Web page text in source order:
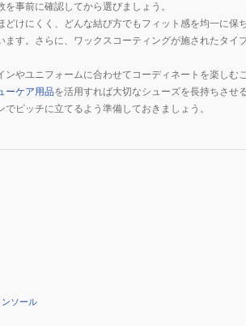
事前に確認してから選びましょう。
けにくく、どんな結び方でもフィット感を均一に
す。さらに、ワックスコーティングが施されたタ
やユニフォームに合わせてコーディネートを楽しむ
ーケア用品を活用すれば大切なシューズを長持ちさせ
ピッチに立てるよう準備しておきましょう。
ンソール